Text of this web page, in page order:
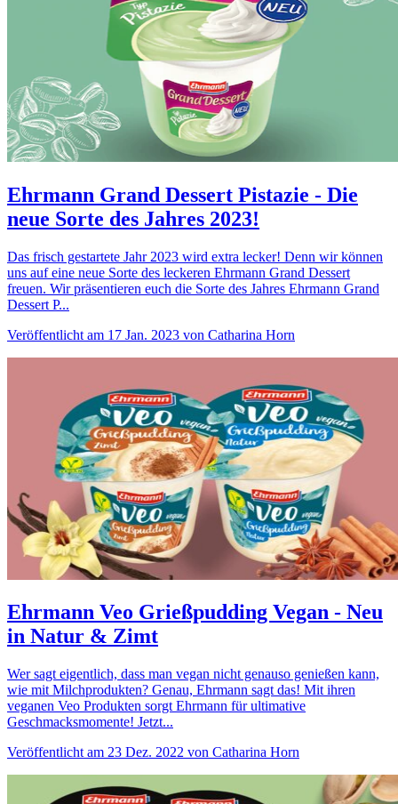
Ehrmann Grand Dessert Pistazie - Die
neue Sorte des Jahres 2023!
Das frisch gestartete Jahr 2023 wird extra lecker! Denn wir können
uns auf eine neue Sorte des leckeren Ehrmann Grand Dessert
freuen. Wir präsentieren euch die Sorte des Jahres Ehrmann Grand
Dessert P...
Veröffentlicht am 17 Jan. 2023 von Catharina Horn
Ehrmann Veo Grießpudding Vegan - Neu
in Natur & Zimt
Wer sagt eigentlich, dass man vegan nicht genauso genießen kann,
wie mit Milchprodukten? Genau, Ehrmann sagt das! Mit ihren
veganen Veo Produkten sorgt Ehrmann für ultimative
Geschmacksmomente! Jetzt...
Veröffentlicht am 23 Dez. 2022 von Catharina Horn